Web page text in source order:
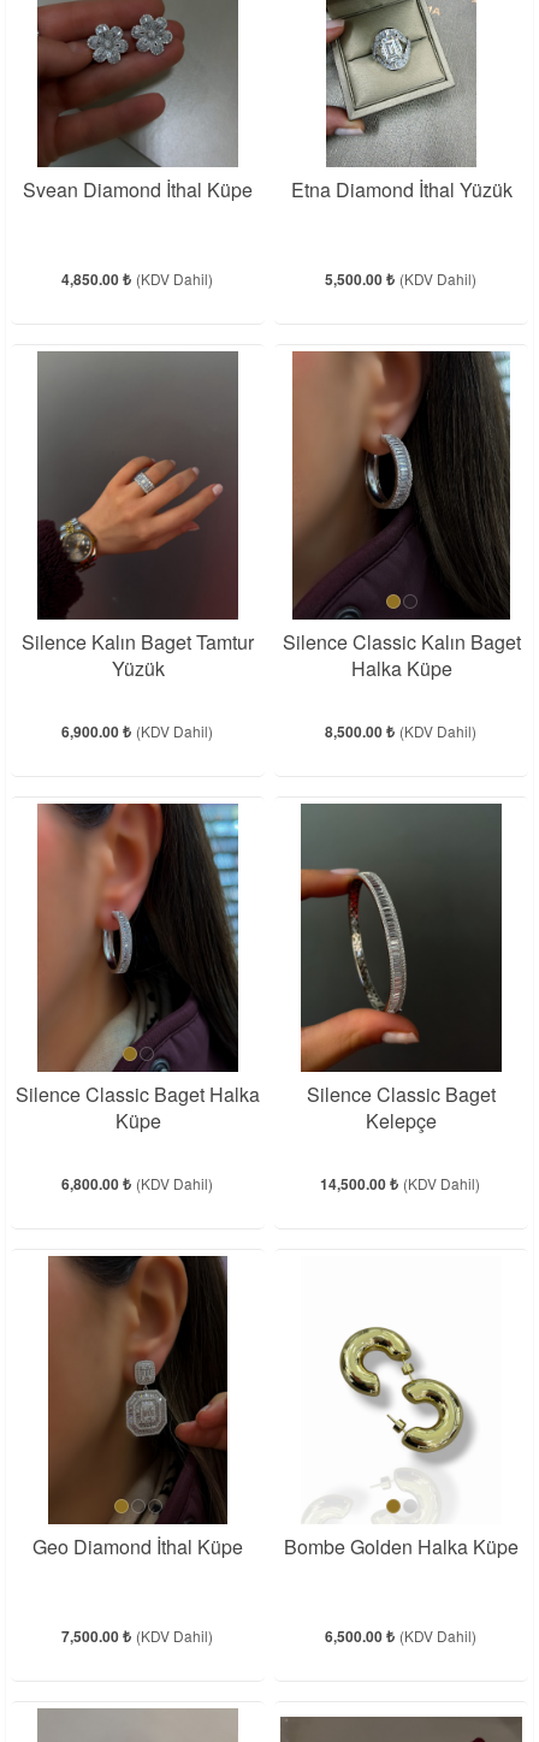
Svean Diamond İthal Küpe
4,850.00 ₺ (KDV Dahil)
Etna Diamond İthal Yüzük
5,500.00 ₺ (KDV Dahil)
Silence Kalın Baget Tamtur
Yüzük
6,900.00 ₺ (KDV Dahil)
Silence Classic Kalın Baget
Halka Küpe
8,500.00 ₺ (KDV Dahil)
Silence Classic Baget Halka
Küpe
6,800.00 ₺ (KDV Dahil)
Silence Classic Baget
Kelepçe
14,500.00 ₺ (KDV Dahil)
Geo Diamond İthal Küpe
7,500.00 ₺ (KDV Dahil)
Bombe Golden Halka Küpe
6,500.00 ₺ (KDV Dahil)